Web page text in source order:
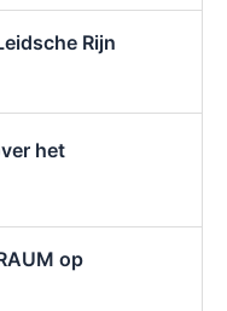
Rijn
het
op